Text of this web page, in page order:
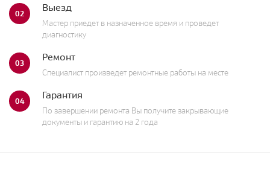
02 Выезд
Мастер приедет в назначенное время и проведет
диагностику
03 Ремонт
Специалист произведет ремонтные работы на месте
04 Гарантия
По завершении ремонта Вы получите закрывающие
документы и гарантию на 2 года